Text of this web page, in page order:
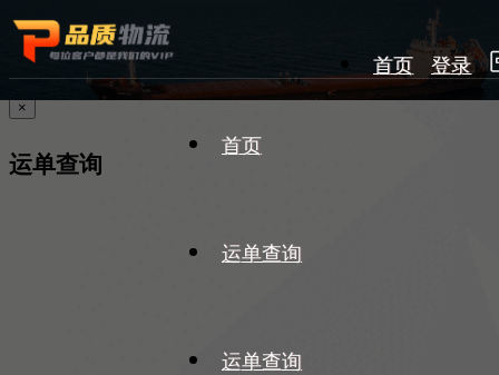
首页 登录
首页
运单查询
运单查询
×
运单查询